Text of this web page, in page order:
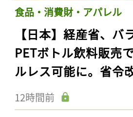
食品・消費財・アパレル
【日本】経産省、バ
PETボトル飲料販売
ルレス可能に。省令
12時間前